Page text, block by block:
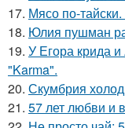
17. Мясо по-
18. Юлия пушман
19. У Егора крида
"Karma".
20. Скумбрия
21. 57 лет любви и